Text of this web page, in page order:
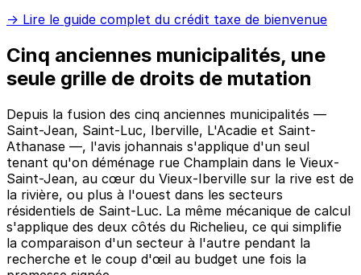
→ Lire le guide complet du crédit taxe de bienvenue
Cinq anciennes municipalités, une
seule grille de droits de mutation
Depuis la fusion des cinq anciennes municipalités —
Saint-Jean, Saint-Luc, Iberville, L'Acadie et Saint-
Athanase —, l'avis johannais s'applique d'un seul
tenant qu'on déménage rue Champlain dans le Vieux-
Saint-Jean, au cœur du Vieux-Iberville sur la rive est de
la rivière, ou plus à l'ouest dans les secteurs
résidentiels de Saint-Luc. La même mécanique de calcul
s'applique des deux côtés du Richelieu, ce qui simplifie
la comparaison d'un secteur à l'autre pendant la
recherche et le coup d'œil au budget une fois la